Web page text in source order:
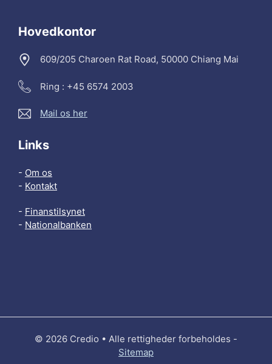
Hovedkontor
609/205 Charoen Rat Road, 50000 Chiang Mai
Ring : +45 6574 2003
Mail os her
Links
- Om os
- Kontakt
- Finanstilsynet
- Nationalbanken
© 2026 Credio • Alle rettigheder forbeholdes -
Sitemap